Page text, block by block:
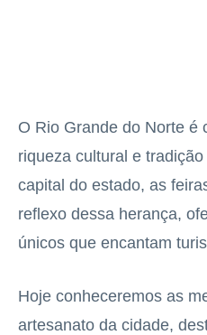
O Rio Grande do Norte é
riqueza cultural e
capital do estado, as
reflexo dessa herança,
únicos que encantam
Hoje conheceremos as
artesanato da cidade,